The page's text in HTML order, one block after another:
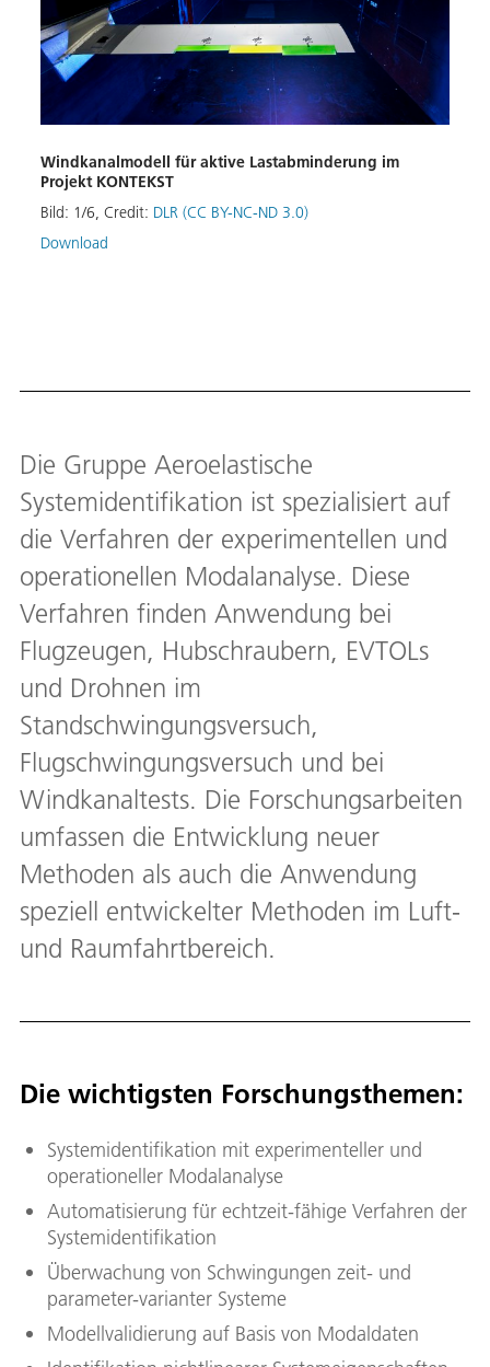
Windkanalmodell für aktive Lastabminderung im
Projekt KONTEKST
Bild: 1/6, Credit: DLR (CC BY-NC-ND 3.0)
Download
Die Gruppe Aeroelastische
Systemidentifikation ist spezialisiert auf
die Verfahren der experimentellen und
operationellen Modalanalyse. Diese
Verfahren finden Anwendung bei
Flugzeugen, Hubschraubern, EVTOLs
und Drohnen im
Standschwingungsversuch,
Flugschwingungsversuch und bei
Windkanaltests. Die Forschungsarbeiten
umfassen die Entwicklung neuer
Methoden als auch die Anwendung
speziell entwickelter Methoden im Luft-
und Raumfahrtbereich.
Die wichtigsten Forschungsthemen:
Systemidentifikation mit experimenteller und
operationeller Modalanalyse
Automatisierung für echtzeit-fähige Verfahren der
Systemidentifikation
Überwachung von Schwingungen zeit- und
parameter-varianter Systeme
Modellvalidierung auf Basis von Modaldaten